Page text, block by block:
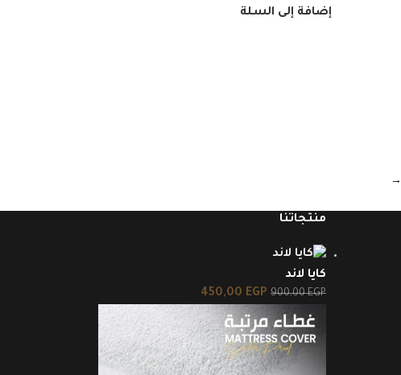
إضافة إلى السلة
→
منتجاتنا
كايا لاند
900,00EGP
450,00 EGP